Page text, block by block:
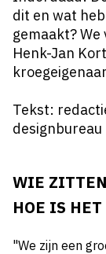
dit en wat
gemaakt?
Henk-Jan
Tekst:
designbureau
WIE
HOE IS
"We zijn een